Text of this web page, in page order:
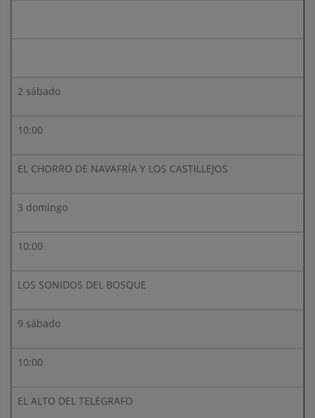
2 sábado
10:00
EL CHORRO DE NAVAFRÍA Y LOS CASTILLEJOS
3 domingo
10:00
LOS SONIDOS DEL BOSQUE
9 sábado
10:00
EL ALTO DEL TELÉGRAFO